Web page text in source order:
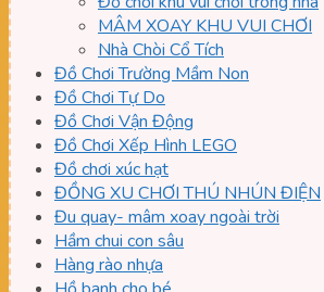
MÂM XOAY KHU VUI CHƠI
Nhà Chòi Cổ Tích
Đồ Chơi Trường Mầm Non
Đồ Chơi Tự Do
Đồ Chơi Vận Động
Đồ Chơi Xếp Hình LEGO
Đồ chơi xúc hạt
ĐỒNG XU CHƠI THÚ NHÚN ĐIỆN
Đu quay- mâm xoay ngoài trời
Hầm chui con sâu
Hàng rào nhựa